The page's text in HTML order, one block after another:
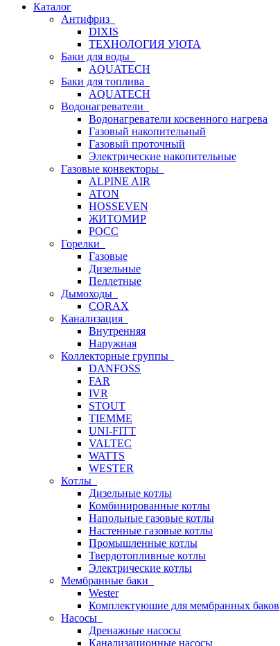
Каталог
Антифриз
DIXIS
ТЕХНОЛОГИЯ УЮТА
Баки для воды
AQUATECH
Баки для топлива
AQUATECH
Водонагреватели
Водонагреватели косвенного нагрева
Газовый накопительный
Газовый проточный
Электрические накопительные
Газовые конвекторы
ALPINE AIR
ATON
HOSSEVEN
ЖИТОМИР
РОСС
Горелки
Газовые
Дизельные
Пеллетные
Дымоходы
CORAX
Канализация
Внутренняя
Наружная
Коллекторные группы
DANFOSS
FAR
IVR
STOUT
TIEMME
UNI-FITT
VALTEC
WATTS
WESTER
Котлы
Дизельные котлы
Комбинированные котлы
Напольные газовые котлы
Настенные газовые котлы
Промышленные котлы
Твердотопливные котлы
Электрические котлы
Мембранные баки
Wester
Комплектуюшие для мембранных баков
Насосы
Дренажные насосы
Канализационные насосы